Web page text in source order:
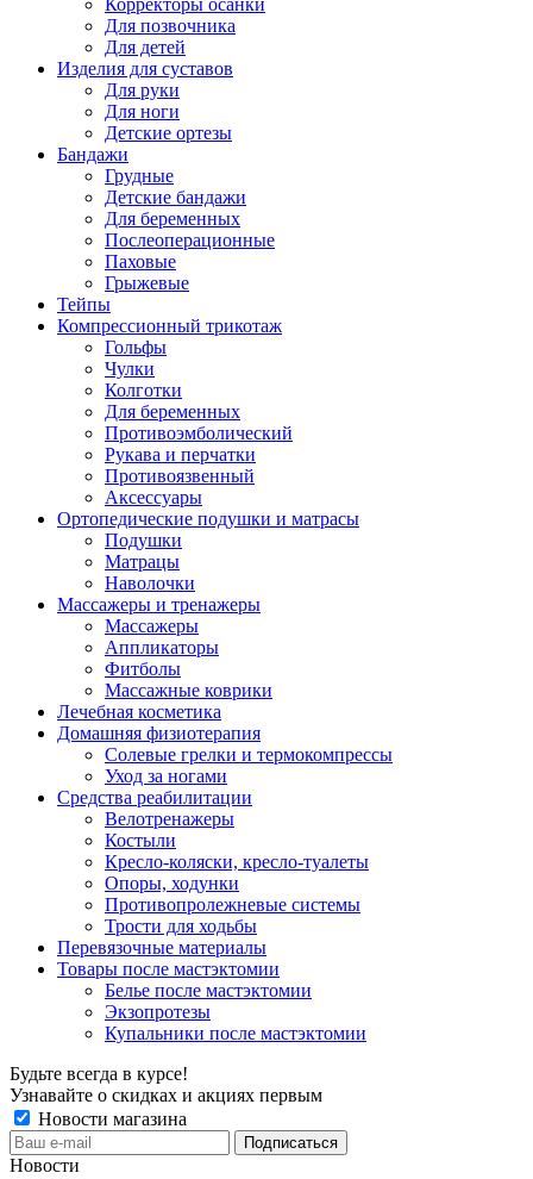
Корректоры осанки
Для позвочника
Для детей
Изделия для суставов
Для руки
Для ноги
Детские ортезы
Бандажи
Грудные
Детские бандажи
Для беременных
Послеоперационные
Паховые
Грыжевые
Тейпы
Компрессионный трикотаж
Гольфы
Чулки
Колготки
Для беременных
Противоэмболический
Рукава и перчатки
Противоязвенный
Аксессуары
Ортопедические подушки и матрасы
Подушки
Матрацы
Наволочки
Массажеры и тренажеры
Массажеры
Аппликаторы
Фитболы
Массажные коврики
Лечебная косметика
Домашняя физиотерапия
Солевые грелки и термокомпрессы
Уход за ногами
Средства реабилитации
Велотренажеры
Костыли
Кресло-коляски, кресло-туалеты
Опоры, ходунки
Противопролежневые системы
Трости для ходьбы
Перевязочные материалы
Товары после мастэктомии
Белье после мастэктомии
Экзопротезы
Купальники после мастэктомии
Будьте всегда в курсе!
Узнавайте о скидках и акциях первым
Новости магазина
Новости